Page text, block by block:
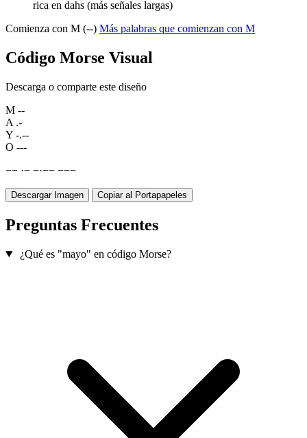
rica en dahs (más señales largas)
Comienza con M (--) Más palabras que comienzan con M
Código Morse Visual
Descarga o comparte este diseño
M --
A .-
Y -.--
O ---
−− ·− −·−− −−−
Descargar Imagen Copiar al Portapapeles
Preguntas Frecuentes
¿Qué es "mayo" en código Morse?